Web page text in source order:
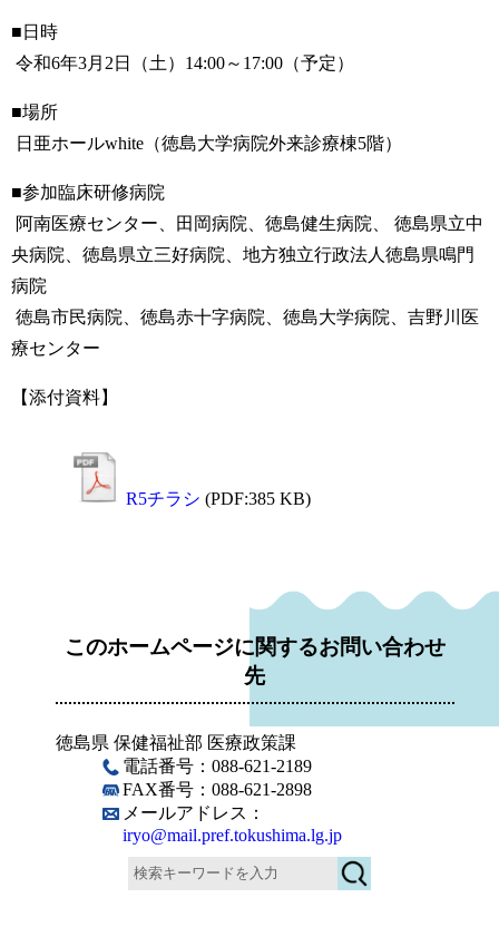
■日時
令和6年3月2日（土）14:00～17:00（予定）
■場所
日亜ホールwhite（徳島大学病院外来診療棟5階）
■参加臨床研修病院
阿南医療センター、田岡病院、徳島健生病院、 徳島県立中
央病院、徳島県立三好病院、地方独立行政法人徳島県鳴門
病院
徳島市民病院、徳島赤十字病院、徳島大学病院、吉野川医
療センター
【添付資料】
R5チラシ (PDF:385 KB)
このホームページに関するお問い合わせ
先
徳島県 保健福祉部 医療政策課
電話番号：088-621-2189
FAX番号：088-621-2898
メールアドレス：
iryo@mail.pref.tokushima.lg.jp
検
索